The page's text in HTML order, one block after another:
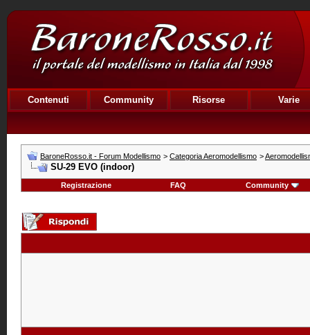
Contenuti Community Risorse Varie
BaroneRosso.it - Forum Modellismo > Categoria Aeromodellismo >
SU-29 EVO (indoor)
Registrazione FAQ Community